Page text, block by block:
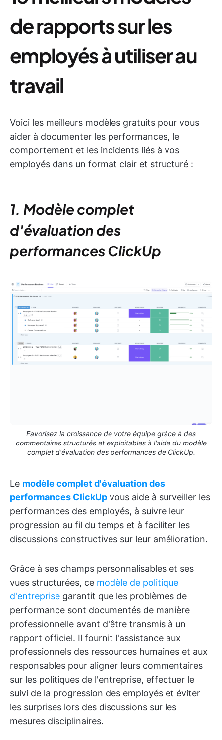
de rapports sur les
employés à utiliser au
travail
Voici les meilleurs modèles gratuits pour vous
aider à documenter les performances, le
comportement et les incidents liés à vos
employés dans un format clair et structuré :
1. Modèle complet
d'évaluation des
performances ClickUp
Favorisez la croissance de votre équipe grâce à des
commentaires structurés et exploitables à l'aide du modèle
complet d'évaluation des performances de ClickUp.
Le modèle complet d'évaluation des
performances ClickUp vous aide à surveiller les
performances des employés, à suivre leur
progression au fil du temps et à faciliter les
discussions constructives sur leur amélioration.
Grâce à ses champs personnalisables et ses
vues structurées, ce modèle de politique
d'entreprise garantit que les problèmes de
performance sont documentés de manière
professionnelle avant d'être transmis à un
rapport officiel. Il fournit l'assistance aux
professionnels des ressources humaines et aux
responsables pour aligner leurs commentaires
sur les politiques de l'entreprise, effectuer le
suivi de la progression des employés et éviter
les surprises lors des discussions sur les
mesures disciplinaires.